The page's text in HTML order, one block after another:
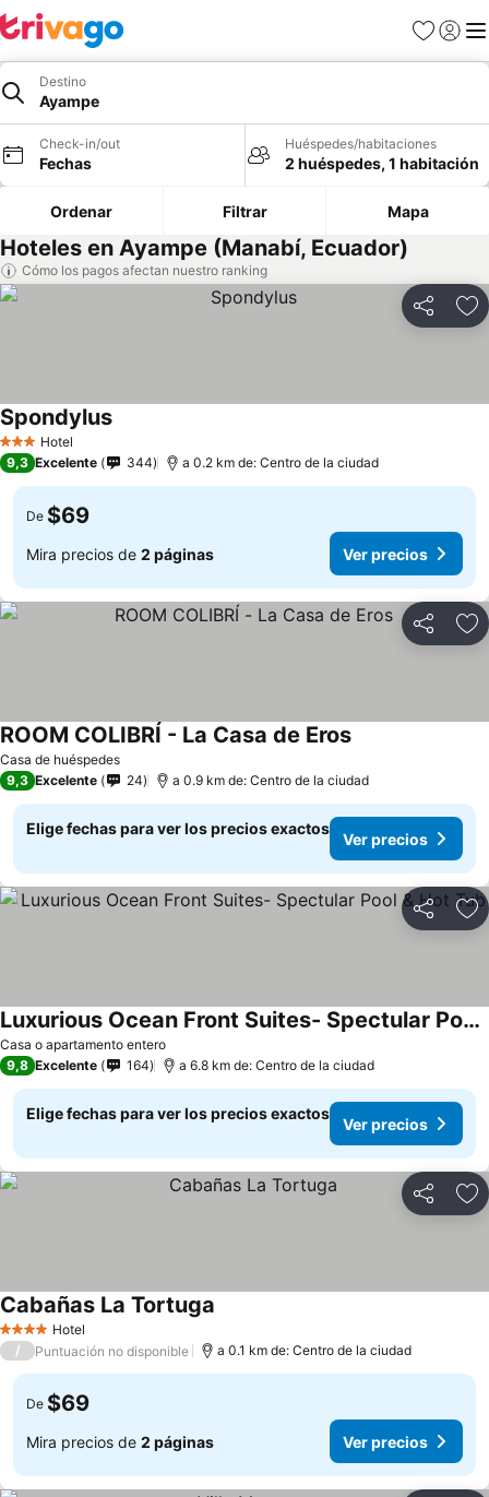
Favoritos
Iniciar
Destino
Ayampe
Check-in/out
Fechas
Huéspedes/habitaciones
2 huéspedes, 1 habitación
Ordenar Filtrar Mapa
Hoteles en Ayampe (Manabí, Ecuador)
Cómo los pagos afectan nuestro ranking
Compartir
3 Estrellas
Hotel
Spondylus
9,3 Excelente 344 a 0.2 km de: Centro de la ciudad
De $69
Mira precios de 2 páginas Ver precios
Compartir
Casa de huéspedes
ROOM COLIBRÍ - La Casa de Eros
9,3 Excelente 24 a 0.9 km de: Centro de la ciudad
Elige fechas para ver los precios exactos
Ver precios
Compartir
Casa o apartamento entero
Luxurious Ocean Front Suites- Spectular Pool & Hot Tub
9,8 Excelente 164 a 6.8 km de: Centro de la ciudad
Elige fechas para ver los precios exactos
Ver precios
Compartir
4 EstrellasHotel
Cabañas La Tortuga
/ Puntuación no disponible a 0.1 km de: Centro de la ciudad
De $69
Mira precios de 2 páginas Ver precios